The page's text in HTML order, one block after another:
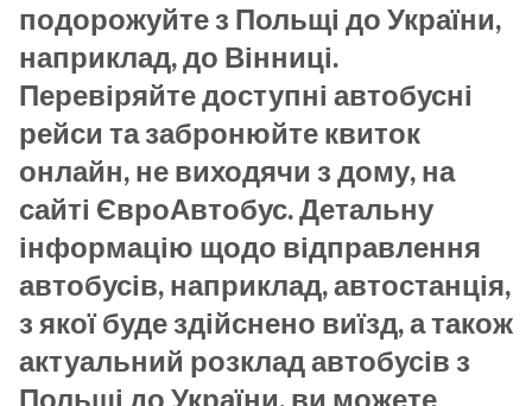
подорожуйте з Польщі до України,
наприклад, до Вінниці.
Перевіряйте доступні автобусні
рейси та забронюйте квиток
онлайн, не виходячи з дому, на
сайті ЄвроАвтобус. Детальну
інформацію щодо відправлення
автобусів, наприклад, автостанція,
з якої буде здійснено виїзд, а також
актуальний розклад автобусів з
Польщі до України, ви можете